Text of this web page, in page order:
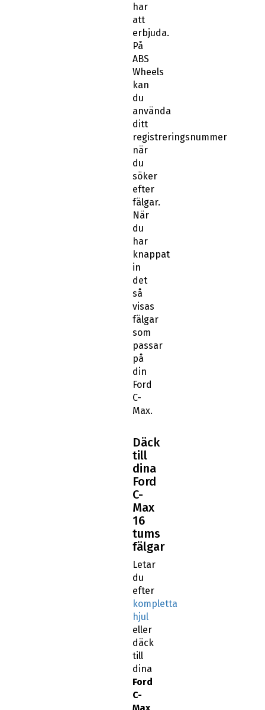
har
att
erbjuda.
På
ABS
Wheels
kan
du
använda
ditt
registreringsnummer
när
du
söker
efter
fälgar.
När
du
har
knappat
in
det
så
visas
fälgar
som
passar
på
din
Ford
C-
Max.
Däck
till
dina
Ford
C-
Max
16
tums
fälgar
Letar
du
efter
kompletta
hjul
eller
däck
till
dina
Ford
C-